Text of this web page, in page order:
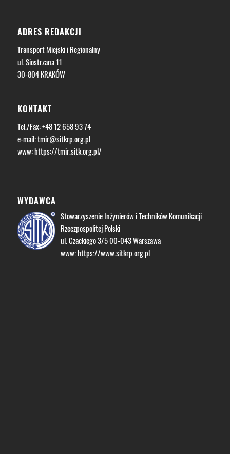
ADRES REDAKCJI
Transport Miejski i Regionalny
ul. Siostrzana 11
30-804 KRAKÓW
KONTAKT
Tel./Fax: +48 12 658 93 74
e-mail:tmir@sitkrp.org.pl
www:https://tmir.sitk.org.pl/
WYDAWCA
Stowarzyszenie Inżynierów i Techników Komunikacji
Rzeczpospolitej Polski
ul. Czackiego 3/5 00-043 Warszawa
www:https://www.sitkrp.org.pl